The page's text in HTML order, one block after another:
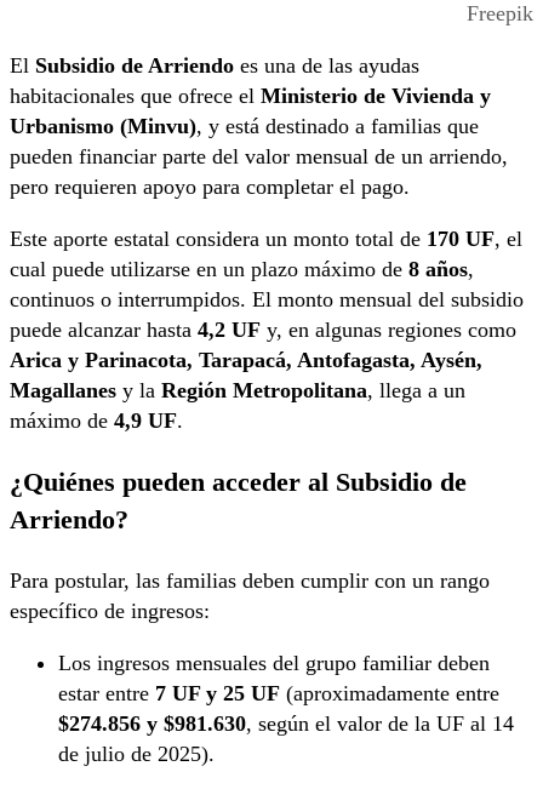
Freepik
El Subsidio de Arriendo es una de las ayudas
habitacionales que ofrece el Ministerio de Vivienda y
Urbanismo (Minvu), y está destinado a familias que
pueden financiar parte del valor mensual de un arriendo,
pero requieren apoyo para completar el pago.
Este aporte estatal considera un monto total de 170 UF, el
cual puede utilizarse en un plazo máximo de 8 años,
continuos o interrumpidos. El monto mensual del subsidio
puede alcanzar hasta 4,2 UF y, en algunas regiones como
Arica y Parinacota, Tarapacá, Antofagasta, Aysén,
Magallanes y la Región Metropolitana, llega a un
máximo de 4,9 UF.
¿Quiénes pueden acceder al Subsidio de
Arriendo?
Para postular, las familias deben cumplir con un rango
específico de ingresos:
Los ingresos mensuales del grupo familiar deben
estar entre 7 UF y 25 UF (aproximadamente entre
$274.856 y $981.630, según el valor de la UF al 14
de julio de 2025).